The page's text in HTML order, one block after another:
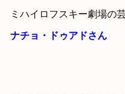
ミハイロフスキー劇場の
ナチョ・ドゥアドさん